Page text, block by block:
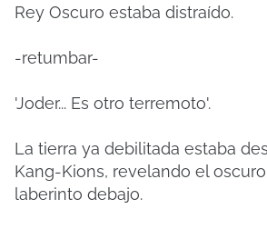
Rey Oscuro estaba distraído.
-retumbar-
'Joder... Es otro terremoto'.
La tierra ya debilitada estaba
Kang-Kions, revelando el
laberinto debajo.